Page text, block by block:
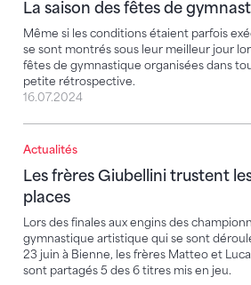
La saison des fêtes de
Même si les conditions étaient parfois
se sont montrés sous leur meilleur jour
fêtes de gymnastique organisées dans
petite rétrospective.
16.07.2024
Actualités
Les frères Giubellini trustent
places
Lors des finales aux engins des
gymnastique artistique qui se sont
23 juin à Bienne, les frères Matteo et
sont partagés 5 des 6 titres mis en jeu.
Les frères Giubellini trustent les